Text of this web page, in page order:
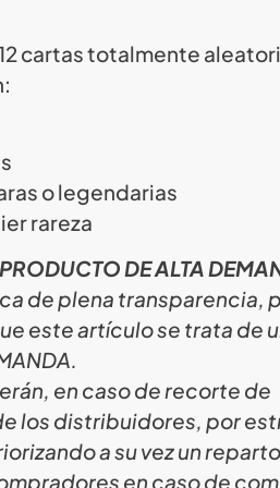
cartas totalmente
o legendarias
rareza
DE ALTA
de plena transparencia,
este artículo se trata de
en caso de recorte de
los distribuidores, por
a su vez un reparto
en caso de